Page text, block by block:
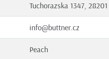
Tuchorazska 1347,
info@buttner.cz
Peach